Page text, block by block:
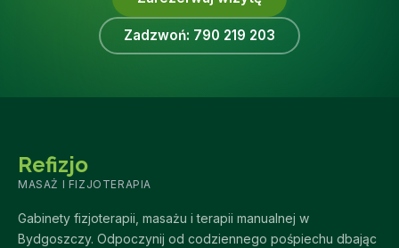
Zadzwoń: 790 219 203
Refizjo
MASAŻ I FIZJOTERAPIA
Gabinety fizjoterapii, masażu i terapii manualnej w
Bydgoszczy. Odpoczynij od codziennego pośpiechu dbając